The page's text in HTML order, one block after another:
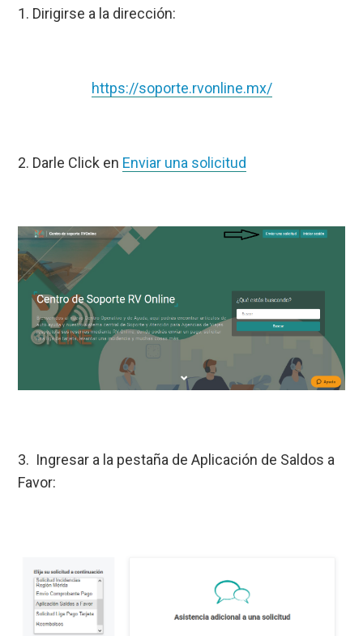
1. Dirigirse a la dirección:
https://soporte.rvonline.mx/
2. Darle Click en Enviar una solicitud
3. Ingresar a la pestaña de Aplicación de Saldos a
Favor: